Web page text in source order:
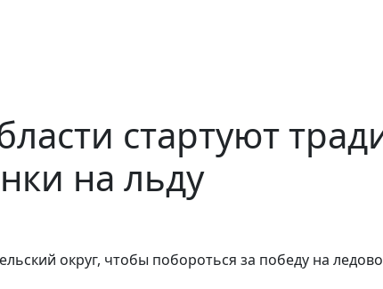
стартуют
на льду
округ, чтобы побороться за победу на